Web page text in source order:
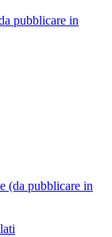
pubblicare in
(da pubblicare in